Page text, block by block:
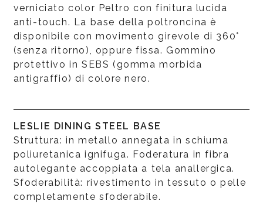
verniciato color Peltro con finitura lucida
anti-touch. La base della poltroncina è
disponibile con movimento girevole di 360°
(senza ritorno), oppure fissa. Gommino
protettivo in SEBS (gomma morbida
antigraffio) di colore nero.
LESLIE DINING STEEL BASE
Struttura: in metallo annegata in schiuma
poliuretanica ignifuga. Foderatura in fibra
autolegante accoppiata a tela anallergica.
Sfoderabilità: rivestimento in tessuto o pelle
completamente sfoderabile.